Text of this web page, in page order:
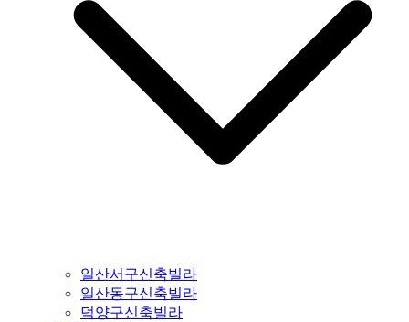
일산서구신축빌라
일산동구신축빌라
덕양구신축빌라